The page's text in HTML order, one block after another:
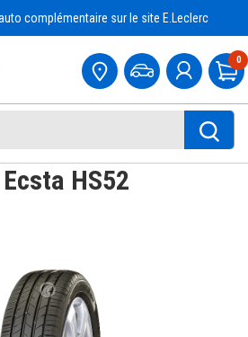
complémentaire sur le site E.Leclerc
0
HS52